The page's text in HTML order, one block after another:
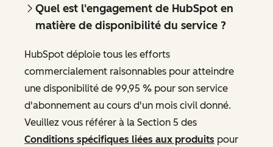
Quel est l'engagement de HubSpot en
matière de disponibilité du service ?
HubSpot déploie tous les efforts
commercialement raisonnables pour atteindre
une disponibilité de 99,95 % pour son service
d'abonnement au cours d'un mois civil donné.
Veuillez vous référer à la Section 5 des
Conditions spécifiques liées aux produits pour